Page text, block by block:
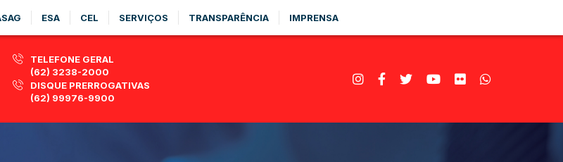
ESA CEL SERVIÇOS TRANSPARÊNCIA IMPRENSA
TELEFONE GERAL
(62) 3238-2000
DISQUE PRERROGATIVAS
(62) 99976-9900